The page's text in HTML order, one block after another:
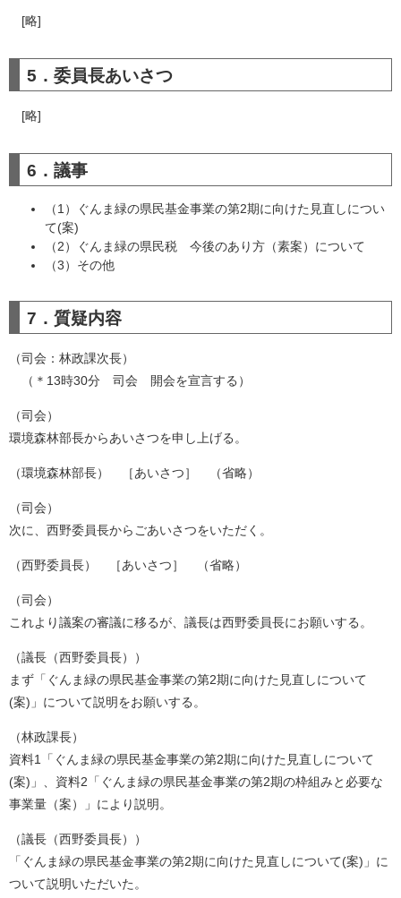
[略]
5．委員長あいさつ
[略]
6．議事
（1）ぐんま緑の県民基金事業の第2期に向けた見直しについ
て(案)
（2）ぐんま緑の県民税 今後のあり方（素案）について
（3）その他
7．質疑内容
（司会：林政課次長）
（＊13時30分 司会 開会を宣言する）
（司会）
環境森林部長からあいさつを申し上げる。
（環境森林部長） ［あいさつ］ （省略）
（司会）
次に、西野委員長からごあいさつをいただく。
（西野委員長） ［あいさつ］ （省略）
（司会）
これより議案の審議に移るが、議長は西野委員長にお願いする。
（議長（西野委員長））
まず「ぐんま緑の県民基金事業の第2期に向けた見直しについて
(案)」について説明をお願いする。
（林政課長）
資料1「ぐんま緑の県民基金事業の第2期に向けた見直しについて
(案)」、資料2「ぐんま緑の県民基金事業の第2期の枠組みと必要な
事業量（案）」により説明。
（議長（西野委員長））
「ぐんま緑の県民基金事業の第2期に向けた見直しについて(案)」に
ついて説明いただいた。